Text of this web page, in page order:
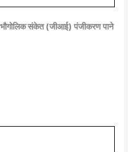
भौगोलिक संकेत (जीआई) पंजीकरण पाने